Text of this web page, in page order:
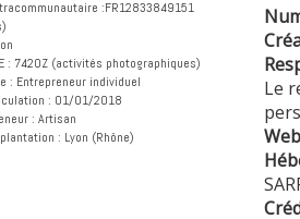
:FR12833849151
: 7420Z (activités photographiques)
: Entrepreneur individuel
: 01/01/2018
: Artisan
: Lyon (Rhône)
Le